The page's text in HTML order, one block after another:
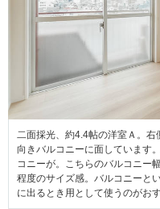
二面採光、約4.4帖の洋室Ａ。
向きバルコニーに面しています
コニーが。こちらのバルコニー
程度のサイズ感。バルコニーと
に出るとき用として使うのがお